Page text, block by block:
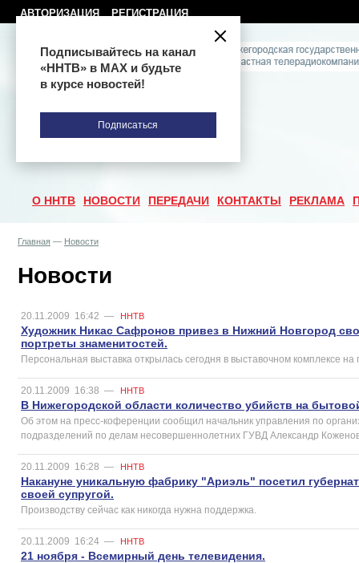
АВТОРИЗАЦИЯ РЕГИСТРАЦИЯ
О ННТВ НОВОСТИ ПЕРЕДАЧИ КОНТАКТЫ РЕКЛАМА
Главная — Новости
Новости
20.11.2009 16:42 — ННТВ
Художник Никас Сафронов привез в Нижний Новгород
портреты знаменитостей.
Персональная выставка открылась сегодня в выставочном комплексе
20.11.2009 16:38 — ННТВ
В Нижегородской области количество убийств на
Об этом на пресс-коференции сообщил начальник управления по
подразделений по делам несовершеннолетних ГУВД Александр
20.11.2009 16:28 — ННТВ
Накануне уникальную фабрику "Ариэль" посетил
своей супругой.
Производству сейчас как никогда нужна поддержка.
20.11.2009 16:24 — ННТВ
21 ноября - Всемирный день телевидения.
Подписывайтесь на канал
«ННТВ» в МАХ и будьте
в курсе новостей!
Подписаться